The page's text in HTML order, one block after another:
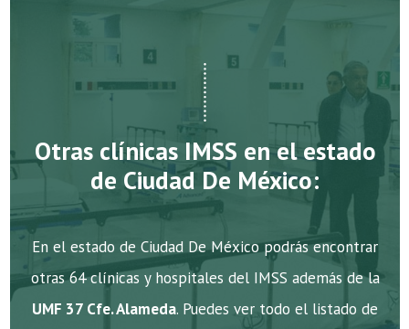
Otras clínicas IMSS en el estado
de Ciudad De México:
En el estado de Ciudad De México podrás encontrar
otras 64 clínicas y hospitales del IMSS además de la
UMF 37 Cfe. Alameda. Puedes ver todo el listado de